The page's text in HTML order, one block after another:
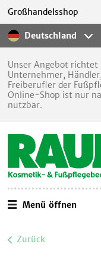
Deutschland
Großhandelsshop
Unser Angebot richtet
Unternehmer,
Freiberufler der
Online-Shop ist nur
nutzbar.
Menü öffnen
Zurück